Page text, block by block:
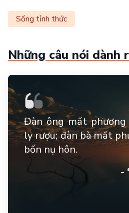
Sống tỉnh thức
Những câu nói dành
Đàn ông mất phương
ly rượu; đàn bà mất
bốn nụ hôn.
-